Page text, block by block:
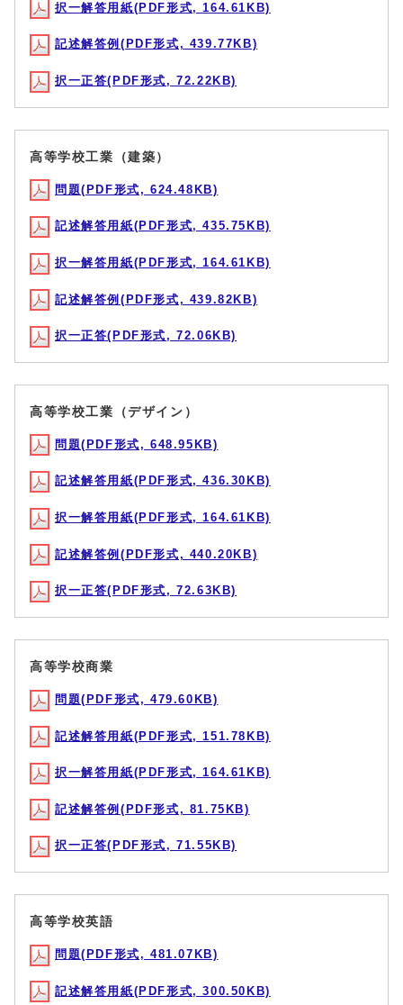
択一解答用紙(PDF形式, 164.61KB)
記述解答例(PDF形式, 439.77KB)
択一正答(PDF形式, 72.22KB)
高等学校工業（建築）
問題(PDF形式, 624.48KB)
記述解答用紙(PDF形式, 435.75KB)
択一解答用紙(PDF形式, 164.61KB)
記述解答例(PDF形式, 439.82KB)
択一正答(PDF形式, 72.06KB)
高等学校工業（デザイン）
問題(PDF形式, 648.95KB)
記述解答用紙(PDF形式, 436.30KB)
択一解答用紙(PDF形式, 164.61KB)
記述解答例(PDF形式, 440.20KB)
択一正答(PDF形式, 72.63KB)
高等学校商業
問題(PDF形式, 479.60KB)
記述解答用紙(PDF形式, 151.78KB)
択一解答用紙(PDF形式, 164.61KB)
記述解答例(PDF形式, 81.75KB)
択一正答(PDF形式, 71.55KB)
高等学校英語
問題(PDF形式, 481.07KB)
記述解答用紙(PDF形式, 300.50KB)